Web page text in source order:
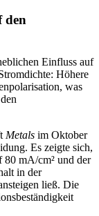
den
Einfluss auf
Höhere
was
Metals im Oktober
Es zeigte sich,
80 mA/cm² und der
in der
ließ. Die